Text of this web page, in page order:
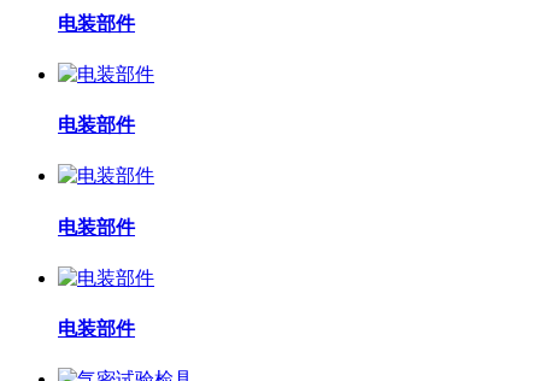
电装部件
电装部件
电装部件
电装部件